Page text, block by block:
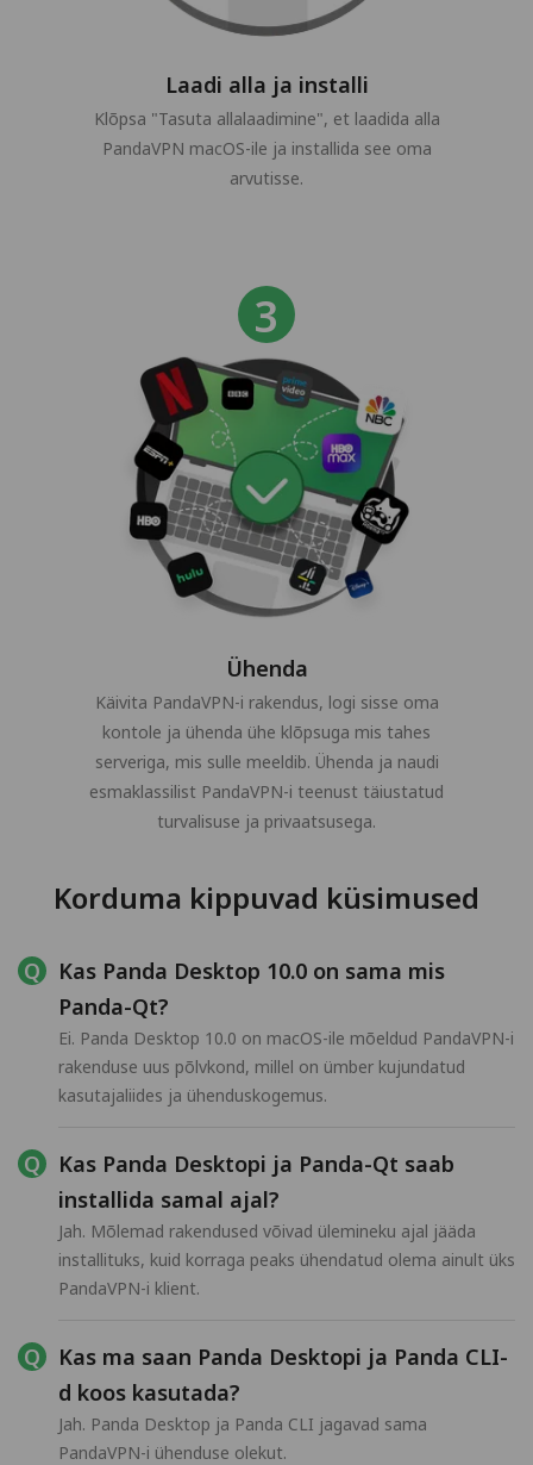
Laadi alla ja installi
Klõpsa "Tasuta allalaadimine", et laadida alla
PandaVPN macOS-ile ja installida see oma
arvutisse.
Ühenda
Käivita PandaVPN-i rakendus, logi sisse oma
kontole ja ühenda ühe klõpsuga mis tahes
serveriga, mis sulle meeldib. Ühenda ja naudi
esmaklassilist PandaVPN-i teenust täiustatud
turvalisuse ja privaatsusega.
Korduma kippuvad küsimused
Kas Panda Desktop 10.0 on sama mis
Panda-Qt?
Ei. Panda Desktop 10.0 on macOS-ile mõeldud PandaVPN-i
rakenduse uus põlvkond, millel on ümber kujundatud
kasutajaliides ja ühenduskogemus.
Kas Panda Desktopi ja Panda-Qt saab
installida samal ajal?
Jah. Mõlemad rakendused võivad ülemineku ajal jääda
installituks, kuid korraga peaks ühendatud olema ainult üks
PandaVPN-i klient.
Kas ma saan Panda Desktopi ja Panda CLI-
d koos kasutada?
Jah. Panda Desktop ja Panda CLI jagavad sama
PandaVPN-i ühenduse olekut.